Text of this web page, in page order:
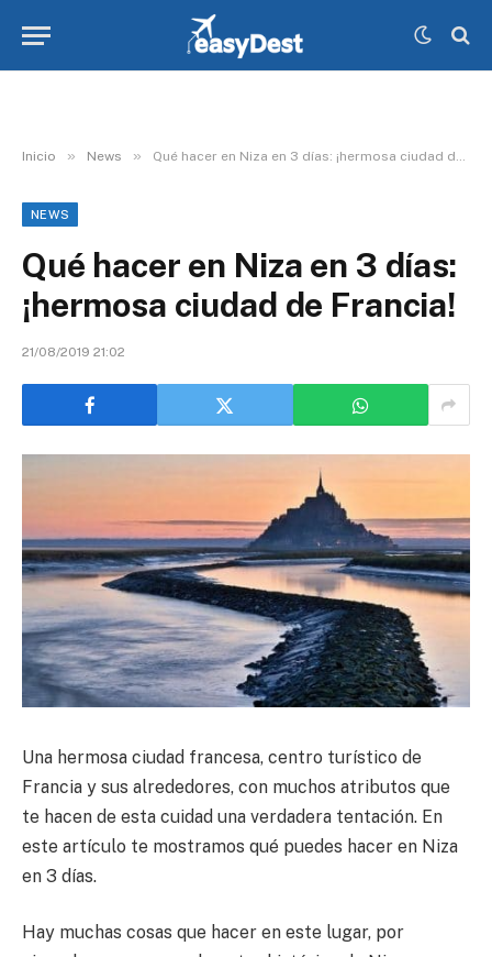
Inicio » News » Qué hacer en Niza en 3 días: ¡hermosa ciudad de Francia!
NEWS
Qué hacer en Niza en 3 días:
¡hermosa ciudad de Francia!
21/08/2019 21:02
Una hermosa ciudad francesa, centro turístico de
Francia y sus alrededores, con muchos atributos que
te hacen de esta cuidad una verdadera tentación. En
este artículo te mostramos qué puedes hacer en Niza
en 3 días.
Hay muchas cosas que hacer en este lugar, por